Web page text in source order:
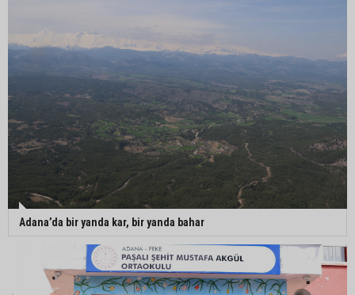
Adana’da bir yanda kar, bir yanda bahar